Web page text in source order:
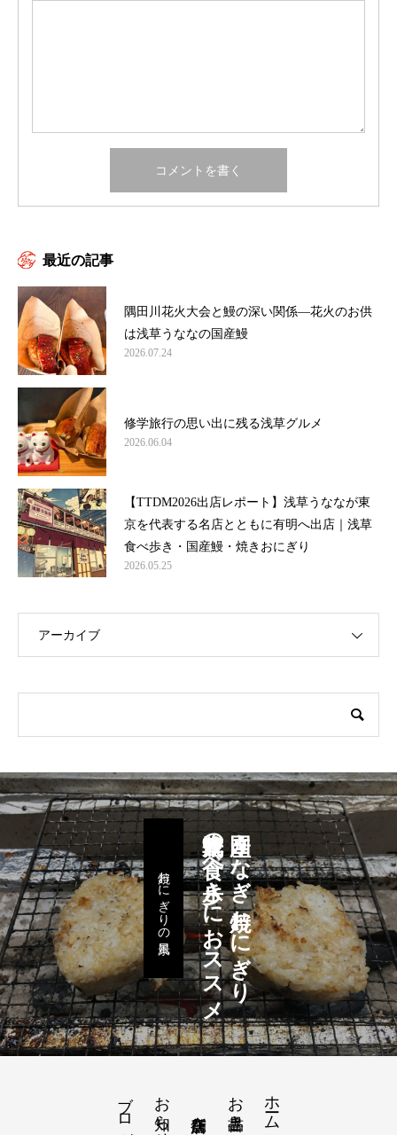
最近の記事
隅田川花火大会と鰻の深い関係―花火のお供
は浅草うななの国産鰻
2026.07.24
修学旅行の思い出に残る浅草グルメ
2026.06.04
【TTDM2026出店レポート】浅草うななが東
京を代表する名店とともに有明へ出店｜浅草
食べ歩き・国産鰻・焼きおにぎり
2026.05.25
アーカイブ
国産うなぎ 焼おにぎり
浅草観光の食べ歩きにおススメ
焼おにぎりの風景
ホーム
お品書き
お知らせ
ブログ